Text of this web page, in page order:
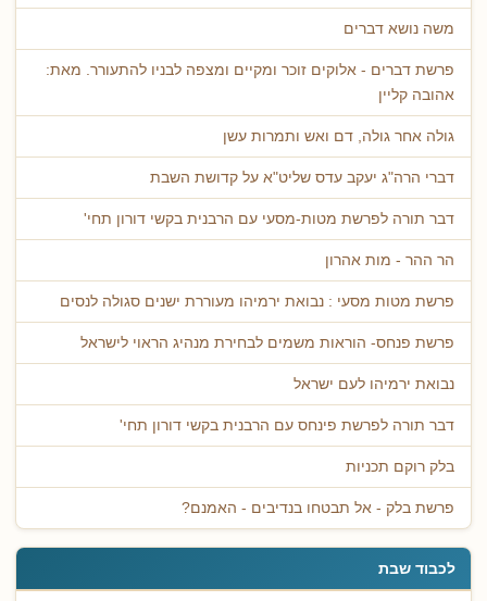
משה נושא דברים
פרשת דברים - אלוקים זוכר ומקיים ומצפה לבניו להתעורר. מאת:
אהובה קליין
גולה אחר גולה, דם ואש ותמרות עשן
דברי הרה"ג יעקב עדס שליט"א על קדושת השבת
דבר תורה לפרשת מטות-מסעי עם הרבנית בקשי דורון תחי'
הר ההר - מות אהרון
פרשת מטות מסעי : נבואת ירמיהו מעוררת ישנים סגולה לנסים
פרשת פנחס- הוראות משמים לבחירת מנהיג הראוי לישראל
נבואת ירמיהו לעם ישראל
דבר תורה לפרשת פינחס עם הרבנית בקשי דורון תחי'
בלק רוקם תכניות
פרשת בלק - אל תבטחו בנדיבים - האמנם?
לכבוד שבת